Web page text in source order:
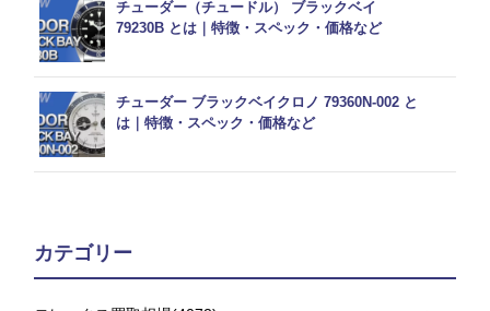
チューダー（チュードル） ブラックベイ
79230B とは｜特徴・スペック・価格など
チューダー ブラックベイクロノ 79360N-002 と
は｜特徴・スペック・価格など
カテゴリー